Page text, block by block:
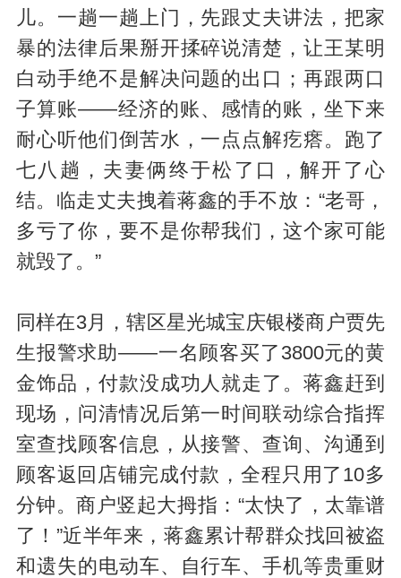
儿。一趟一趟上门，先跟丈夫讲法，把家
暴的法律后果掰开揉碎说清楚，让王某明
白动手绝不是解决问题的出口；再跟两口
子算账——经济的账、感情的账，坐下来
耐心听他们倒苦水，一点点解疙瘩。跑了
七八趟，夫妻俩终于松了口，解开了心
结。临走丈夫拽着蒋鑫的手不放：“老哥，
多亏了你，要不是你帮我们，这个家可能
就毁了。”
同样在3月，辖区星光城宝庆银楼商户贾先
生报警求助——一名顾客买了3800元的黄
金饰品，付款没成功人就走了。蒋鑫赶到
现场，问清情况后第一时间联动综合指挥
室查找顾客信息，从接警、查询、沟通到
顾客返回店铺完成付款，全程只用了10多
分钟。商户竖起大拇指：“太快了，太靠谱
了！”近半年来，蒋鑫累计帮群众找回被盗
和遗失的电动车、自行车、手机等贵重财